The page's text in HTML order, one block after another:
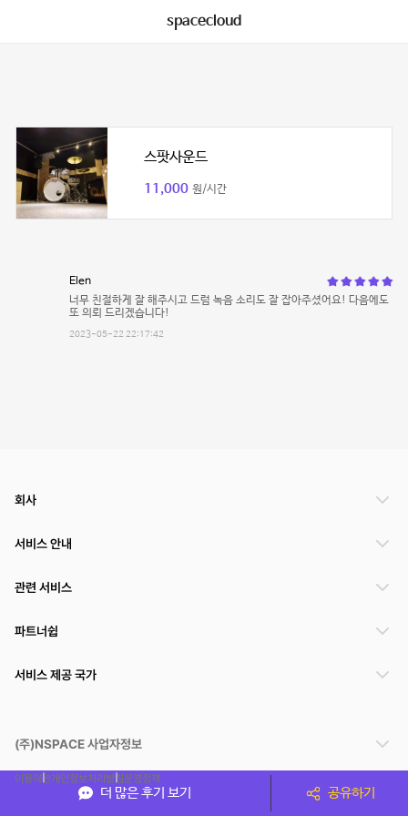
spacecloud
스팟사운드
11,000 원/시간
Elen
너무 친절하게 잘 해주시고 드럼 녹음 소리도 잘 잡아주셨어요! 다음에도
또 의뢰 드리겠습니다!
2023-05-22 22:17:42
더 많은 후기 보기 공유하기
회사
서비스 안내
관련 서비스
파트너쉽
서비스 제공 국가
(주)NSPACE 사업자정보
이용약관개인정보처리방침운영정책
스페이스클라우드는 통신판매중개자이며 통신판매의 당사자가 아닙니다. 따라서 스페이스클